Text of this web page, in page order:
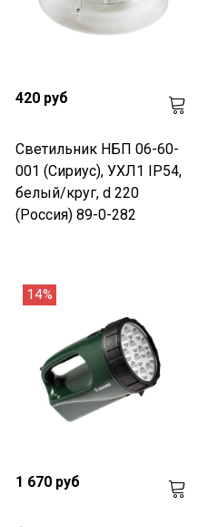
420 руб
Светильник НБП 06-60-
001 (Сириус), УХЛ1 IP54,
белый/круг, d 220
(Россия) 89-0-282
14%
1 670 руб